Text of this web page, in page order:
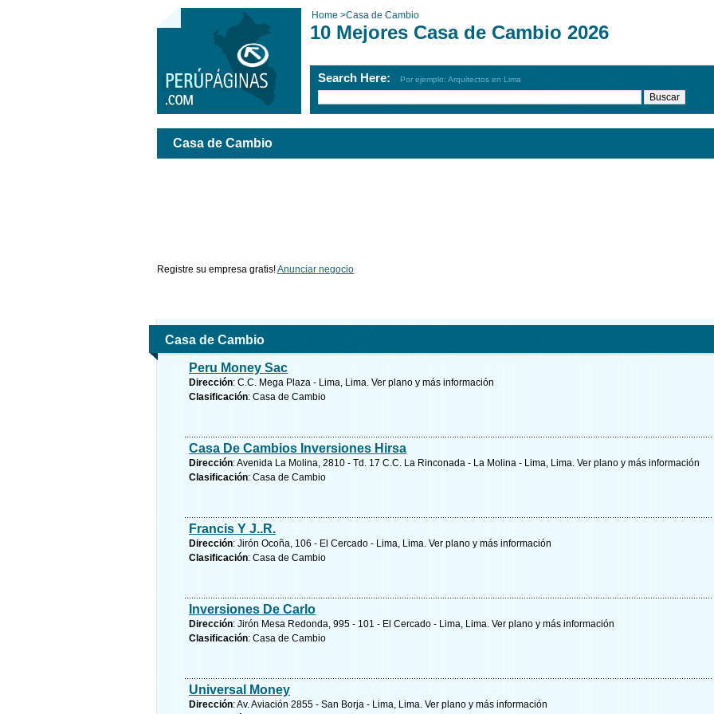
Home >Casa de Cambio
10 Mejores Casa de Cambio 2026
Search Here: Por ejemplo: Arquitectos en Lima
Casa de Cambio
Registre su empresa gratis!Anunciar negocio
Casa de Cambio
Peru Money Sac
Dirección: C.C. Mega Plaza - Lima, Lima. Ver plano y más información
Clasificación: Casa de Cambio
Casa De Cambios Inversiones Hirsa
Dirección: Avenida La Molina, 2810 - Td. 17 C.C. La Rinconada - La Molina - Lima, Lima. Ver plano y más información
Clasificación: Casa de Cambio
Francis Y J..R.
Dirección: Jirón Ocoña, 106 - El Cercado - Lima, Lima. Ver plano y más información
Clasificación: Casa de Cambio
Inversiones De Carlo
Dirección: Jirón Mesa Redonda, 995 - 101 - El Cercado - Lima, Lima. Ver plano y más información
Clasificación: Casa de Cambio
Universal Money
Dirección: Av. Aviación 2855 - San Borja - Lima, Lima. Ver plano y más información